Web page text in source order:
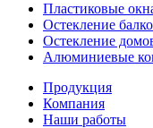
Пластиковые
Остекление
Остекление
Алюминиевые
Продукция
Компания
Наши работы